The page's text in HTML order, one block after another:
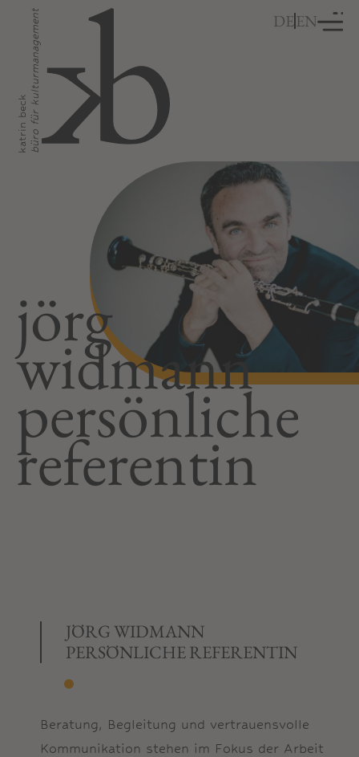
katrin beckbüro für kulturmanagement DEEN
jörg
widmann
persönliche
referentin
JÖRG WIDMANN
PERSÖNLICHE REFERENTIN
Beratung, Begleitung und vertrauensvolle
Kommunikation stehen im Fokus der Arbeit